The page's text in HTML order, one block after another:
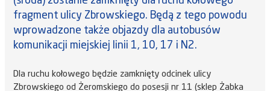
fragment ulicy Zbrowskiego. Będą z tego powodu
wprowadzone także objazdy dla autobusów
komunikacji miejskiej linii 1, 10, 17 i N2.
Dla ruchu kołowego będzie zamknięty odcinek ulicy
Zbrowskiego od Żeromskiego do posesji nr 11 (sklep Żabka